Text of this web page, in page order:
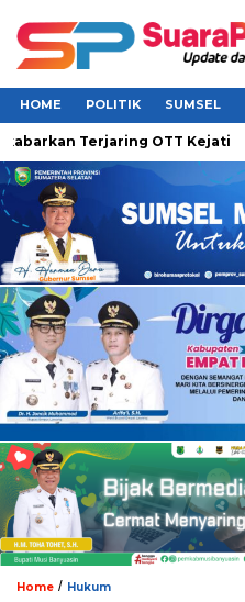
HOME POLITIK SUMSEL
Terjaring OTT Kejati
Home / Hukum